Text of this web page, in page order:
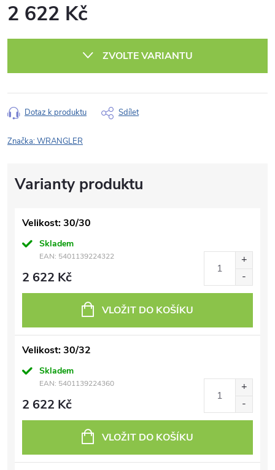
2 622 Kč
ZVOLTE VARIANTU
Dotaz k produktu Sdílet
Značka:WRANGLER
Velikost: 30/30
Skladem
EAN: 5401139224322
2 622 Kč
VLOŽIT DO KOŠÍKU
Velikost: 30/32
Skladem
EAN: 5401139224360
2 622 Kč
VLOŽIT DO KOŠÍKU